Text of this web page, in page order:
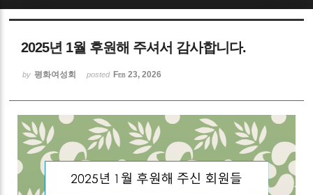
2025년 1월 후원해 주셔서 감사합니다.
by 평화여성회 posted Feb 23, 2026
Sketchbook5, 스케치북5
Sketchbook5, 스케치북5